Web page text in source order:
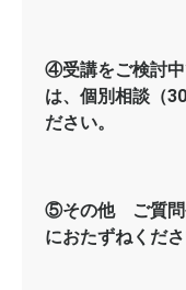
④受講をご検討
は、個別相談（
ださい。
⑤その他 ご質問
におたずねくださ